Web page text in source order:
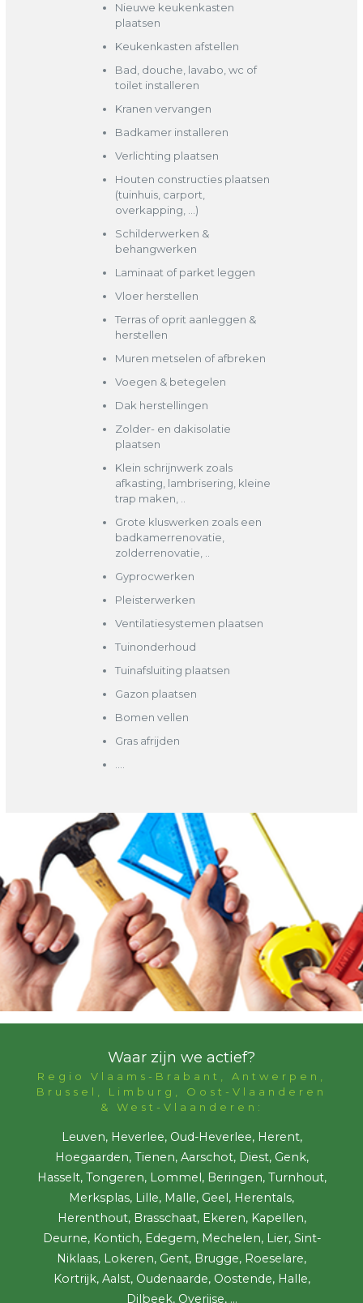
Nieuwe keukenkasten
plaatsen
Keukenkasten afstellen
Bad, douche, lavabo, wc of
toilet installeren
Kranen vervangen
Badkamer installeren
Verlichting plaatsen
Houten constructies plaatsen
(tuinhuis, carport,
overkapping, …)
Schilderwerken &
behangwerken
Laminaat of parket leggen
Vloer herstellen
Terras of oprit aanleggen &
herstellen
Muren metselen of afbreken
Voegen & betegelen
Dak herstellingen
Zolder- en dakisolatie
plaatsen
Klein schrijnwerk zoals
afkasting, lambrisering, kleine
trap maken, ..
Grote kluswerken zoals een
badkamerrenovatie,
zolderrenovatie, ..
Gyprocwerken
Pleisterwerken
Ventilatiesystemen plaatsen
Tuinonderhoud
Tuinafsluiting plaatsen
Gazon plaatsen
Bomen vellen
Gras afrijden
Waar zijn we actief?
Regio Vlaams-Brabant, Antwerpen,
Brussel, Limburg, Oost-Vlaanderen
& West-Vlaanderen:
Leuven, Heverlee, Oud-Heverlee, Herent,
Hoegaarden, Tienen, Aarschot, Diest, Genk,
Hasselt, Tongeren, Lommel, Beringen, Turnhout,
Merksplas, Lille, Malle, Geel, Herentals,
Herenthout, Brasschaat, Ekeren, Kapellen,
Deurne, Kontich, Edegem, Mechelen, Lier, Sint-
Niklaas, Lokeren, Gent, Brugge, Roeselare,
Kortrijk, Aalst, Oudenaarde, Oostende, Halle,
Dilbeek, Overijse, ...